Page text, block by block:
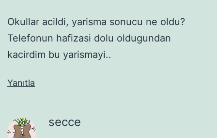
Okullar acildi, yarisma sonucu ne oldu?
Telefonun hafizasi dolu oldugundan
kacirdim bu yarismayi..
Yanıtla
secce